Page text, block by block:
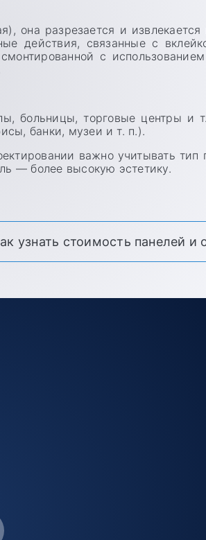
она разрезается и извлекается
действия, связанные с
с
больницы, торговые центры и
банки, музеи и т. п.).
важно учитывать тип
— более высокую эстетику.
узнать стоимость панелей и